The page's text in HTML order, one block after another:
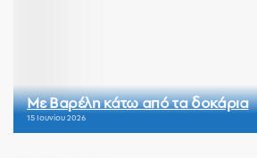
Με Βαρέλη κάτω από τα δοκάρια
15 Ιουνίου 2026